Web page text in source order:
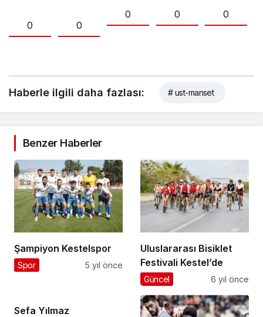
0 0
0 0 0
Haberle ilgili daha fazlası: # ust-manset
Benzer Haberler
Şampiyon Kestelspor
Spor 5 yıl önce
Uluslararası Bisiklet
Festivali Kestel’de
Güncel 6 yıl önce
Sefa Yılmaz